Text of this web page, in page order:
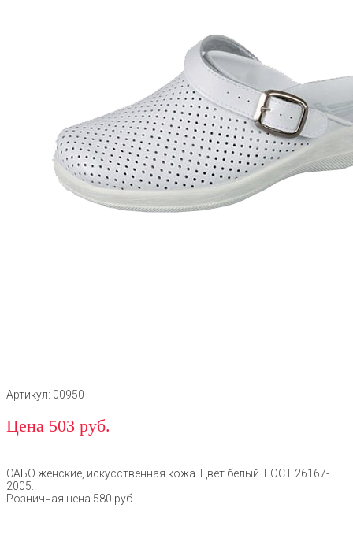
Артикул: 00950
Цена 503 руб.
САБО женские, искусственная кожа. Цвет белый. ГОСТ 26167-
2005.
Розничная цена 580 руб.